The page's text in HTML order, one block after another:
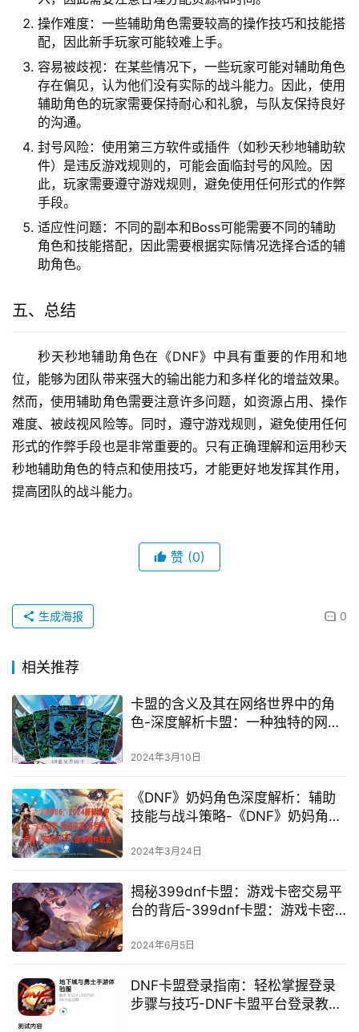
操作难度：一些辅助角色需要较高的操作技巧和技能搭
配，因此新手玩家可能较难上手。
容易被歧视：在某些情况下，一些玩家可能对辅助角色
存在偏见，认为他们没有实际的战斗能力。因此，使用
辅助角色的玩家需要保持耐心和礼貌，与队友保持良好
的沟通。
封号风险：使用第三方软件或插件（如秒天秒地辅助软
件）是违反游戏规则的，可能会面临封号的风险。因
此，玩家需要遵守游戏规则，避免使用任何形式的作弊
手段。
适应性问题：不同的副本和Boss可能需要不同的辅助
角色和技能搭配，因此需要根据实际情况选择合适的辅
助角色。
五、总结
秒天秒地辅助角色在《DNF》中具有重要的作用和地
位，能够为团队带来强大的输出能力和多样化的增益效果。
然而，使用辅助角色需要注意许多问题，如资源占用、操作
难度、被歧视风险等。同时，遵守游戏规则，避免使用任何
形式的作弊手段也是非常重要的。只有正确理解和运用秒天
秒地辅助角色的特点和使用技巧，才能更好地发挥其作用，
提高团队的战斗能力。
赞 (0)
0
生成海报
相关推荐
卡盟的含义及其在网络世界中的角
色-深度解析卡盟：一种独特的网络
2024年3月10日
《DNF》奶妈角色深度解析：辅助
技能与战斗策略-《DNF》奶妈角
关键一环
2024年3月24日
揭秘399dnf卡盟：游戏卡密交易平
台的背后-399dnf卡盟：游戏卡密
2024年6月5日
DNF卡盟登录指南：轻松掌握登录
步骤与技巧-DNF卡盟平台登录教程